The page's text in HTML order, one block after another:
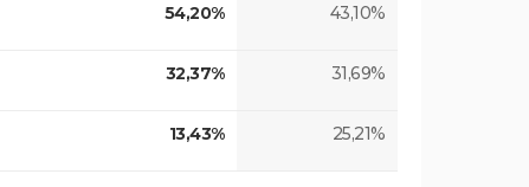
54,20% 43,10%
32,37% 31,69%
13,43% 25,21%